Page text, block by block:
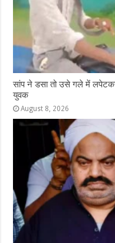
सांप ने डसा तो उसे गले में
युवक
August 8, 2026